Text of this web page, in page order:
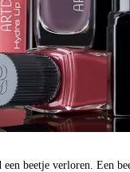
beetje verloren. Een